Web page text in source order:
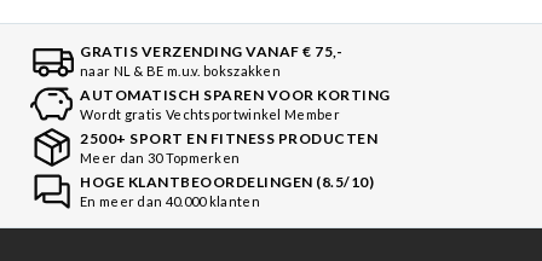
GRATIS VERZENDING VANAF € 75,-
naar NL & BE m.u.v. bokszakken
AUTOMATISCH SPAREN VOOR KORTING
Wordt gratis Vechtsportwinkel Member
2500+ SPORT EN FITNESS PRODUCTEN
Meer dan 30 Topmerken
HOGE KLANTBEOORDELINGEN (8.5/10)
En meer dan 40.000 klanten